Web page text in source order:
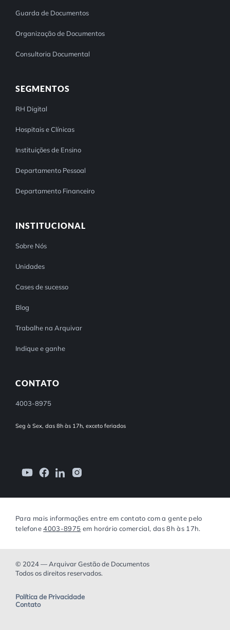
Guarda de Documentos
Organização de Documentos
Consultoria Documental
SEGMENTOS
RH Digital
Hospitais e Clínicas
Instituições de Ensino
Departamento Pessoal
Departamento Financeiro
INSTITUCIONAL
Sobre Nós
Unidades
Cases de sucesso
Blog
Trabalhe na Arquivar
Indique e ganhe
CONTATO
4003-8975
Seg à Sex, das 8h às 17h, exceto feriados
Para mais informações entre em contato com a gente pelo
telefone4003-8975 em horário comercial, das 8h às 17h.
© 2024 — Arquivar Gestão de Documentos
Todos os direitos reservados.
Política de Privacidade
Contato